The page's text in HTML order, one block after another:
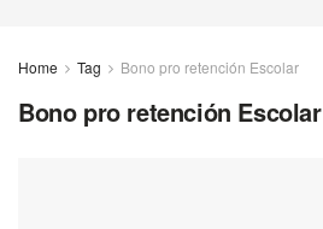
Home Tag Bono pro retención Escolar
Bono pro retención Escolar